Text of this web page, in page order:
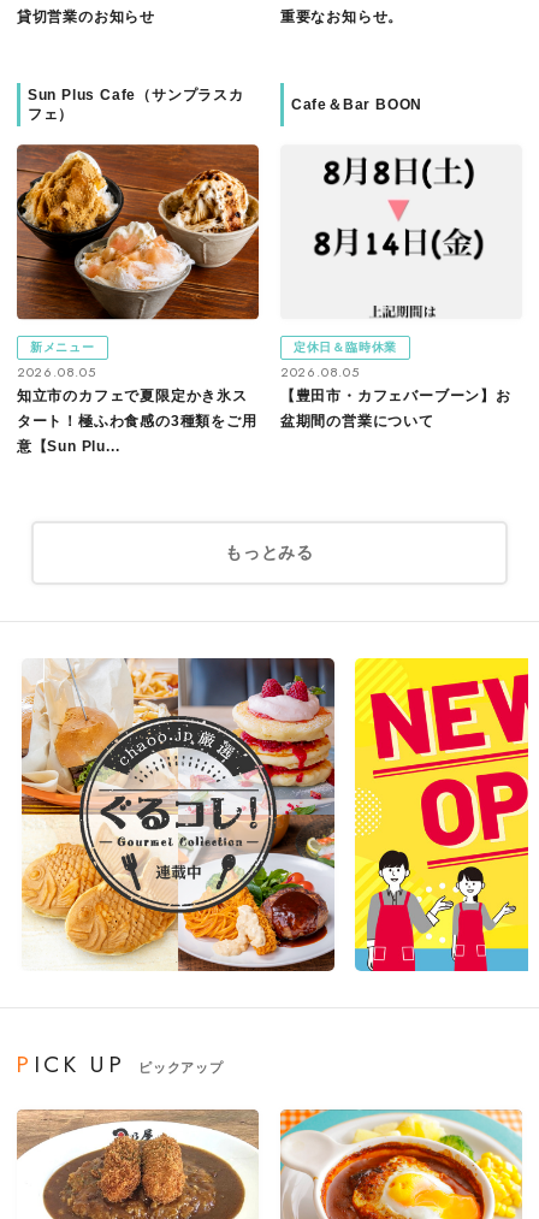
貸切営業のお知らせ 重要なお知らせ。
Sun Plus Cafe（サンプラスカ
フェ）
新メニュー
2026.08.05
知立市のカフェで夏限定かき氷ス
タート！極ふわ食感の3種類をご用
意【Sun Plu...
Cafe＆Bar BOON
定休日＆臨時休業
2026.08.05
【豊田市・カフェバーブーン】お
盆期間の営業について
もっとみる
PICK UP ピックアップ